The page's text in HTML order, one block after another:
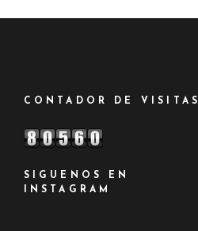
CONTADOR DE VISITAS
SIGUENOS EN
INSTAGRAM